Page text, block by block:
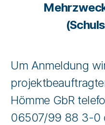
Um Anmeldung
Hömme GbR
06507/99 88 3-0